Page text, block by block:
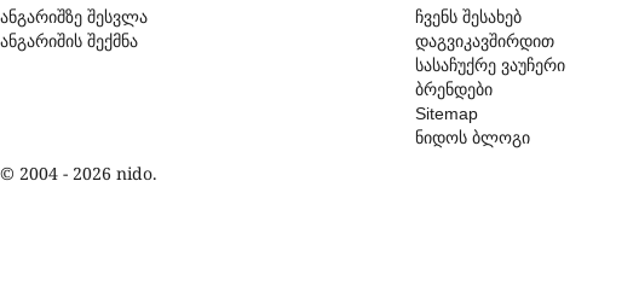
ანგარიშზე შესვლა
ანგარიშის შექმნა
ჩვენს შესახებ
დაგვიკავშირდით
სასაჩუქრე ვაუჩერი
ბრენდები
Sitemap
ნიდოს ბლოგი
© 2004 - 2026 nido.